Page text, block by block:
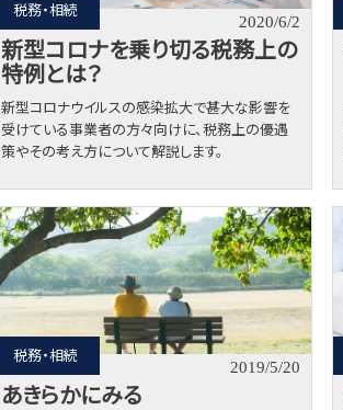
税務・相続
2020/6/2
新型コロナを乗り切る税務上の
特例とは？
新型コロナウイルスの感染拡大で甚大な影響を
受けている事業者の方々向けに、税務上の優遇
策やその考え方について解説します。
税務・相続
2019/5/20
あきらかにみる